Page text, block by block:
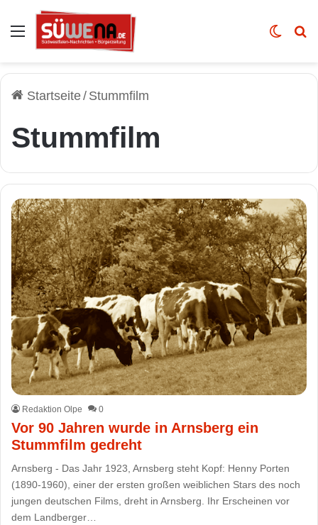
Auswahl Skin
Startseite/ Stummfilm
Stummfilm
Redaktion Olpe 0
Vor 90 Jahren wurde in Arnsberg ein
Stummfilm gedreht
Arnsberg - Das Jahr 1923, Arnsberg steht Kopf: Henny Porten
(1890-1960), einer der ersten großen weiblichen Stars des noch
jungen deutschen Films, dreht in Arnsberg. Ihr Erscheinen vor
dem Landberger…